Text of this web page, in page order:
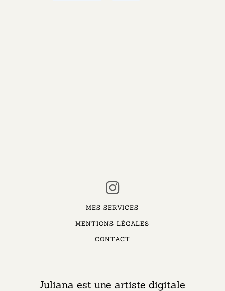
MES SERVICES
MENTIONS LÉGALES
CONTACT
Juliana est une artiste digitale